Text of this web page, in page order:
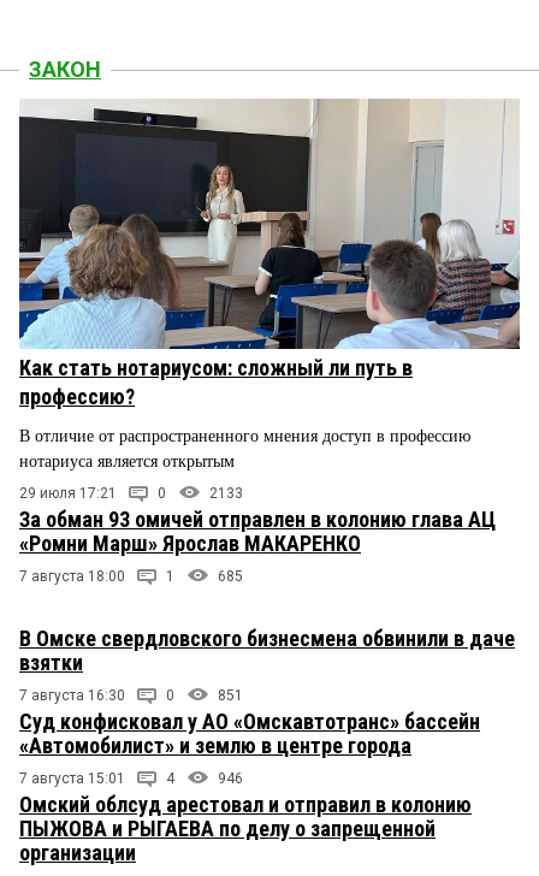
ЗАКОН
Как стать нотариусом: сложный ли путь в
профессию?
В отличие от распространенного мнения доступ в профессию
нотариуса является открытым
29 июля 17:21 0 2133
За обман 93 омичей отправлен в колонию глава АЦ
«Ромни Марш» Ярослав МАКАРЕНКО
7 августа 18:00 1 685
В Омске свердловского бизнесмена обвинили в даче
взятки
7 августа 16:30 0 851
Суд конфисковал у АО «Омскавтотранс» бассейн
«Автомобилист» и землю в центре города
7 августа 15:01 4 946
Омский облсуд арестовал и отправил в колонию
ПЫЖОВА и РЫГАЕВА по делу о запрещенной
организации